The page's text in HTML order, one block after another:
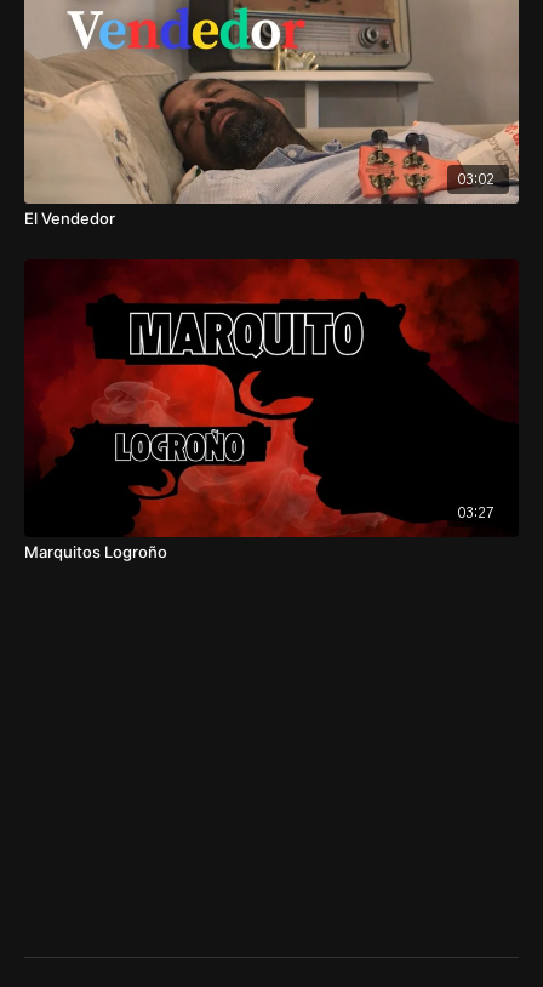
03:02
El Vendedor
03:27
Marquitos Logroño